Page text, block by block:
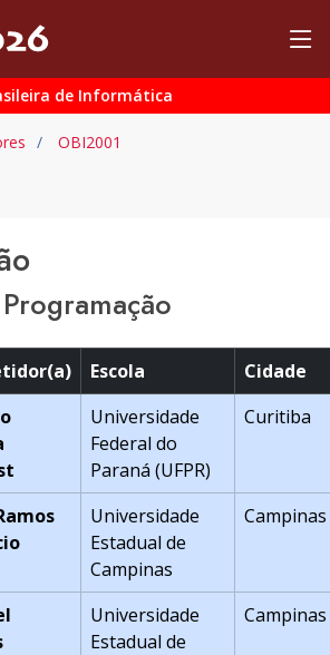
de Informática
OBI2001
Escola
Cidade
Universidade
Federal do
Paraná (UFPR)
Curitiba
Universidade
Estadual de
Campinas
Campinas
Universidade
Estadual de
Campinas